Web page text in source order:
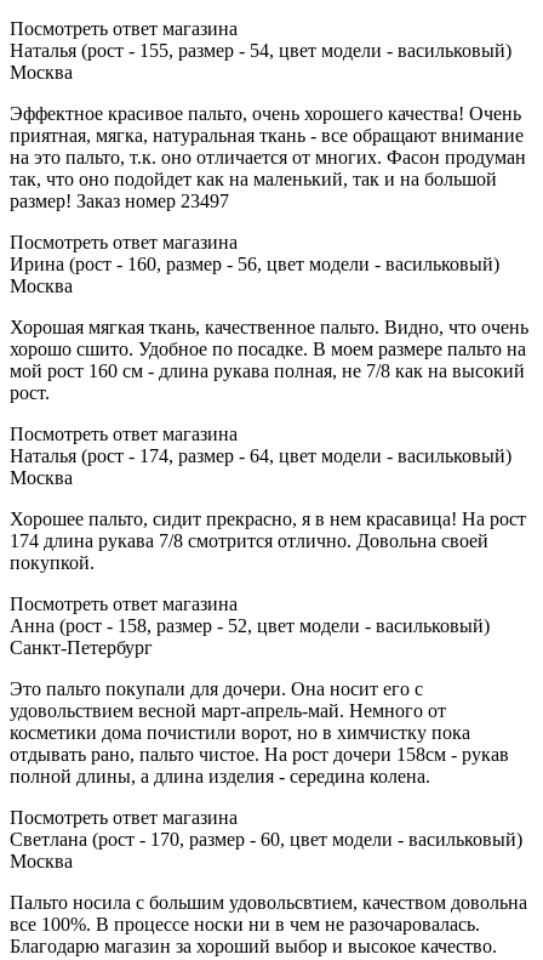
Посмотреть ответ магазина
Наталья (рост - 155, размер - 54, цвет модели - васильковый)
Москва
Эффектное красивое пальто, очень хорошего качества! Очень
приятная, мягка, натуральная ткань - все обращают внимание
на это пальто, т.к. оно отличается от многих. Фасон продуман
так, что оно подойдет как на маленький, так и на большой
размер! Заказ номер 23497
Посмотреть ответ магазина
Ирина (рост - 160, размер - 56, цвет модели - васильковый)
Москва
Хорошая мягкая ткань, качественное пальто. Видно, что очень
хорошо сшито. Удобное по посадке. В моем размере пальто на
мой рост 160 см - длина рукава полная, не 7/8 как на высокий
рост.
Посмотреть ответ магазина
Наталья (рост - 174, размер - 64, цвет модели - васильковый)
Москва
Хорошее пальто, сидит прекрасно, я в нем красавица! На рост
174 длина рукава 7/8 смотрится отлично. Довольна своей
покупкой.
Посмотреть ответ магазина
Анна (рост - 158, размер - 52, цвет модели - васильковый)
Санкт-Петербург
Это пальто покупали для дочери. Она носит его с
удовольствием весной март-апрель-май. Немного от
косметики дома почистили ворот, но в химчистку пока
отдывать рано, пальто чистое. На рост дочери 158см - рукав
полной длины, а длина изделия - середина колена.
Посмотреть ответ магазина
Светлана (рост - 170, размер - 60, цвет модели - васильковый)
Москва
Пальто носила с большим удовольсвтием, качеством довольна
все 100%. В процессе носки ни в чем не разочаровалась.
Благодарю магазин за хороший выбор и высокое качество.